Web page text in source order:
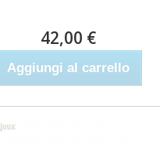
42,00 €
Aggiungi al carrello